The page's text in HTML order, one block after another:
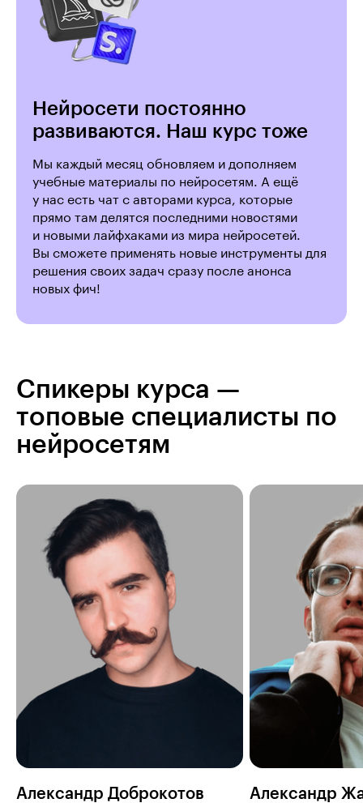
Нейросети постоянно
развиваются. Наш курс тоже
Мы каждый месяц обновляем и дополняем
учебные материалы по нейросетям. А ещё
у нас есть чат с авторами курса, которые
прямо там делятся последними новостями
и новыми лайфхаками из мира нейросетей.
Вы сможете применять новые инструменты для
решения своих задач сразу после анонса
новых фич!
Спикеры курса —
топовые специалисты по
нейросетям
Александр Доброкотов Александр